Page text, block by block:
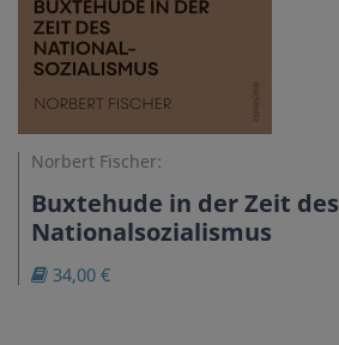
Norbert Fischer:
Buxtehude in der Zeit des
Nationalsozialismus
34,00 €